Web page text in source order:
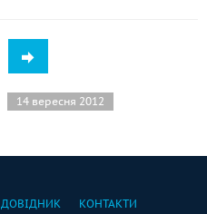
14 вересня 2012
ДОВІДНИК КОНТАКТИ